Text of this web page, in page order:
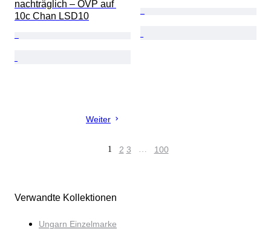
nachträglich – OVP auf
10c Chan LSD10
Weiter
1 2 3 … 100
Verwandte Kollektionen
Ungarn Einzelmarke